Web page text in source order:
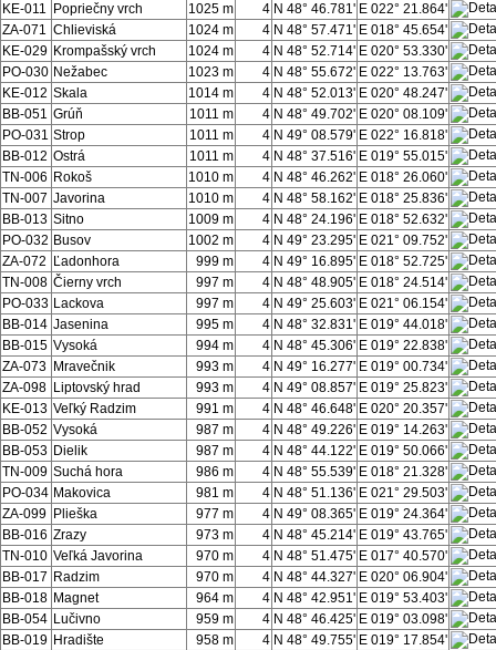
KE-011
Popriečny vrch 1025 m 4 N 48° 46.781' E 022° 21.864'
ZA-071 Chlieviská 1024 m 4 N 48° 57.471' E 018° 45.654'
KE-029 Krompašský vrch 1024 m 4 N 48° 52.714' E 020° 53.330'
PO-030 Nežabec 1023 m 4 N 48° 55.672' E 022° 13.763'
KE-012 Skala 1014 m 4 N 48° 52.013' E 020° 48.247'
BB-051 Grúň 1011 m 4 N 48° 49.702' E 020° 08.109'
PO-031 Strop 1011 m 4 N 49° 08.579' E 022° 16.818'
BB-012 Ostrá 1011 m 4 N 48° 37.516' E 019° 55.015'
TN-006 Rokoš 1010 m 4 N 48° 46.262' E 018° 26.060'
TN-007 Javorina 1010 m 4 N 48° 58.162' E 018° 25.836'
BB-013 Sitno 1009 m 4 N 48° 24.196' E 018° 52.632'
PO-032 Busov 1002 m 4 N 49° 23.295' E 021° 09.752'
ZA-072
Ľadonhora 999 m 4 N 49° 16.895' E 018° 52.725'
TN-008 Čierny vrch 997 m 4 N 48° 48.905' E 018° 24.514'
PO-033 Lackova 997 m 4 N 49° 25.603' E 021° 06.154'
BB-014 Jasenina 995 m 4 N 48° 32.831' E 019° 44.018'
BB-015 Vysoká 994 m 4 N 48° 45.306' E 019° 22.838'
ZA-073 Mravečnik 993 m 4 N 49° 16.277' E 019° 00.734'
ZA-098 Liptovský hrad 993 m 4 N 49° 08.857' E 019° 25.823'
KE-013 Veľký Radzim 991 m 4 N 48° 46.648' E 020° 20.357'
BB-052 Vysoká 987 m 4 N 48° 49.226' E 019° 14.263'
BB-053 Dielik 987 m 4 N 48° 44.122' E 019° 50.066'
TN-009 Suchá hora 986 m 4 N 48° 55.539' E 018° 21.328'
PO-034 Makovica 981 m 4 N 48° 51.136' E 021° 29.503'
ZA-099 Plieška 977 m 4 N 49° 08.365' E 019° 24.364'
BB-016 Zrazy 973 m 4 N 48° 45.214' E 019° 43.765'
TN-010 Veľká Javorina 970 m 4 N 48° 51.475' E 017° 40.570'
BB-017 Radzim 970 m 4 N 48° 44.327' E 020° 06.904'
BB-018 Magnet 964 m 4 N 48° 42.951' E 019° 53.403'
BB-054 Lučivno 959 m 4 N 48° 46.425' E 019° 03.098'
BB-019 Hradište 958 m 4 N 48° 49.755' E 019° 17.854'